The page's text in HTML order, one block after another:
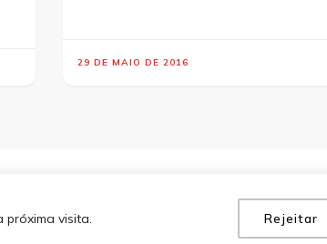
visita. Rejeitar
29 DE MAIO DE 2016